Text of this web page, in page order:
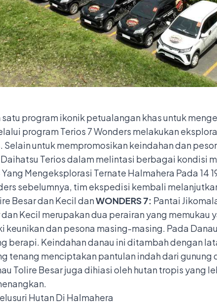
program ikonik petualangan khas untuk
program Terios 7 Wonders melakukan
Selain untuk mempromosikan keindahan dan
Terios dalam melintasi berbagai kondisi
sebelumnya, tim ekspedisi kembali
Besar dan Kecil danWONDERS 7: Pantai
dan Kecil merupakan dua perairan yang memukau
keunikan dan pesona masing-masing. Pada
berapi. Keindahan danau ini ditambah dengan
tenang menciptakan pantulan indah dari
Tolire Besar juga dihiasi oleh hutan tropis yang